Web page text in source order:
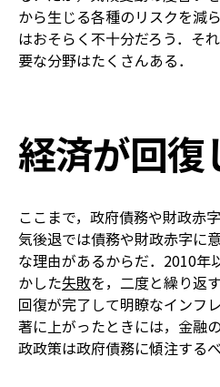
から生じる各種のリスクを減
はおそらく不十分だろう．そ
要な分野はたくさんある．
経済が回復
ここまで，政府債務や財政赤
気後退では債務や財政赤字に
な理由があるからだ．2010年
かした失敗を，二度と繰り返
回復が完了して明瞭なインフ
著に上がったときには，金融
政政策は政府債務に傾注するべ